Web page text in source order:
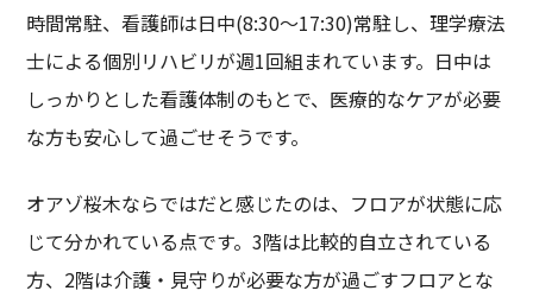
時間常駐、看護師は日中(8:30〜17:30)常駐し、理学療法
士による個別リハビリが週1回組まれています。日中は
しっかりとした看護体制のもとで、医療的なケアが必要
な方も安心して過ごせそうです。
オアゾ桜木ならではだと感じたのは、フロアが状態に応
じて分かれている点です。3階は比較的自立されている
方、2階は介護・見守りが必要な方が過ごすフロアとな